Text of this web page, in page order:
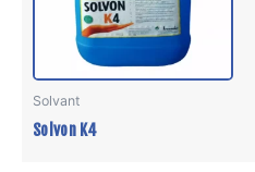
Solvant
Solvon K4